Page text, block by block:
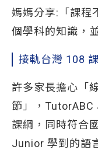
媽媽分享:「課程
個學科的知識，
接軌台灣 108
許多家長擔心「
節」，
課綱，同時符合
Junior 學到的語